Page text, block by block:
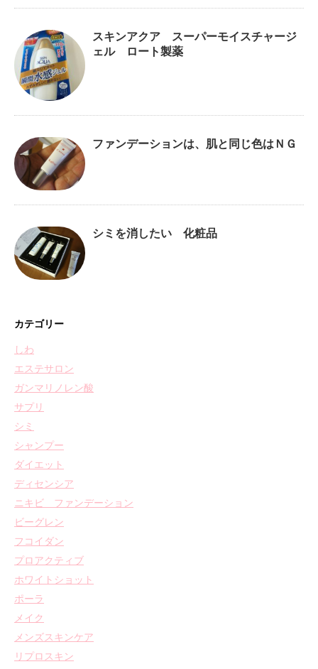
スキンアクア スーパーモイスチャージ
ェル ロート製薬
ファンデーションは、肌と同じ色はＮＧ
シミを消したい 化粧品
カテゴリー
しわ
エステサロン
ガンマリノレン酸
サプリ
シミ
シャンプー
ダイエット
ディセンシア
ニキビ ファンデーション
ビーグレン
フコイダン
プロアクティブ
ホワイトショット
ポーラ
メイク
メンズスキンケア
リプロスキン